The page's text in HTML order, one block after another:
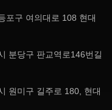
포구 여의대로 108 현대
분당구 판교역로146번길
원미구 길주로 180, 현대